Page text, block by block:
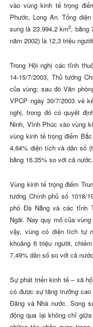
vào vùng kinh tế trọng
Phước, Long An. Tổng
sung là 23.994,2 km2, bằng
năm 2002) là 12,3 triệu
Trong Hội nghị các tỉnh
14-15/7/2003, Thủ tướng
của vùng; sau đó Văn
VPCP ngày 30/7/2003 về
nghị, trong đó có quyết
Ninh, Vĩnh Phúc vào vùng
vùng kinh tế trọng điểm
4,64% diện tích và dân số
bằng 16,35% so với cả
Vùng kinh tế trọng điểm
tướng Chính phủ số 1018/
phố Đà Nẵng và các tỉnh
Ngãi. Nay quy mô của
vậy, vùng có diện tích tự
khoảng 6 triệu người,
7,49% dân số so với cả
Sự phát triển kinh tế – xã
có được sự tăng trưởng
Đảng và Nhà nước. Song
động qua lại không chỉ